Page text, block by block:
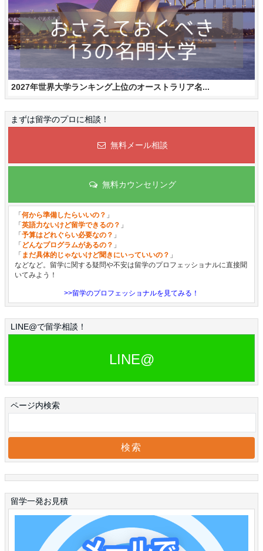
2027年世界大学ランキング上位のオーストラリア名...
まずは留学のプロに相談！
無料メール相談
無料カウンセリング
「何から準備したらいいの？ 」
「英語力ないけど留学できるの？ 」
「予算はどれぐらい必要なの？ 」
「 どんなプログラムがあるの？ 」
「 まだ具体的じゃないけど聞きにいっていいの？ 」
などなど。留学に関する疑問や不安は留学のプロフェッショナルに直接聞
いてみよう！
>>留学のプロフェッショナルを見てみる！
LINE@で留学相談！
LINE@
ページ内検索
留学一発お見積